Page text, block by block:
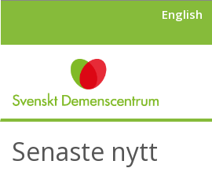
l
English
Senaste nytt